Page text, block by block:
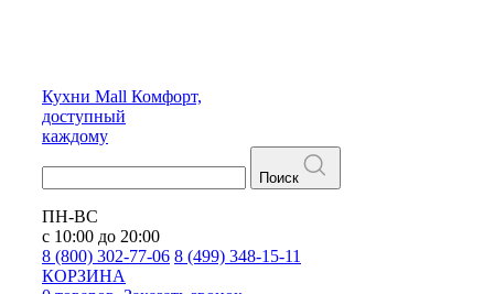
Кухни Mall Комфорт,
доступный
каждому
Поиск
ПН-ВС
с 10:00 до 20:00
8 (800) 302-77-06 8 (499) 348-15-11
КОРЗИНА